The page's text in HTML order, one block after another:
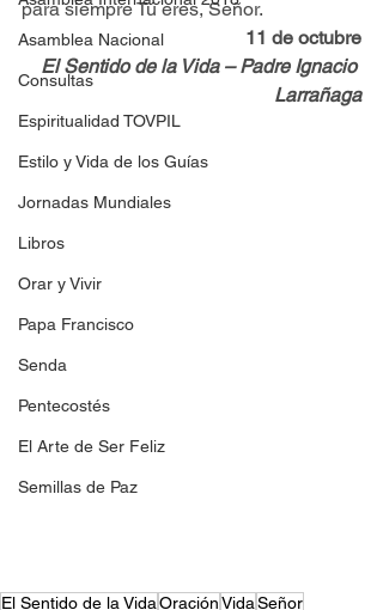
Asamblea Nacional
Consultas
Espiritualidad TOVPIL
Estilo y Vida de los Guías
Jornadas Mundiales
Libros
Orar y Vivir
Papa Francisco
Senda
Pentecostés
El Arte de Ser Feliz
Semillas de Paz
para siempre Tú eres, Señor.
11 de octubre
El Sentido de la Vida – Padre Ignacio
Larrañaga
El Sentido de la VidaOraciónVidaSeñor